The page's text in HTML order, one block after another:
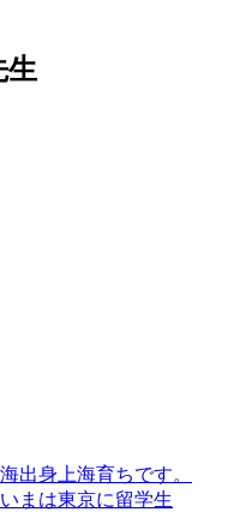
生
出身上海育ちです。
まは東京に留学生